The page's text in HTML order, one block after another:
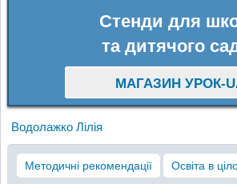
Стенди для
та дитячого
МАГАЗИН УРОК-
Водолажко Лілія
Методичні рекомендації Освіта в